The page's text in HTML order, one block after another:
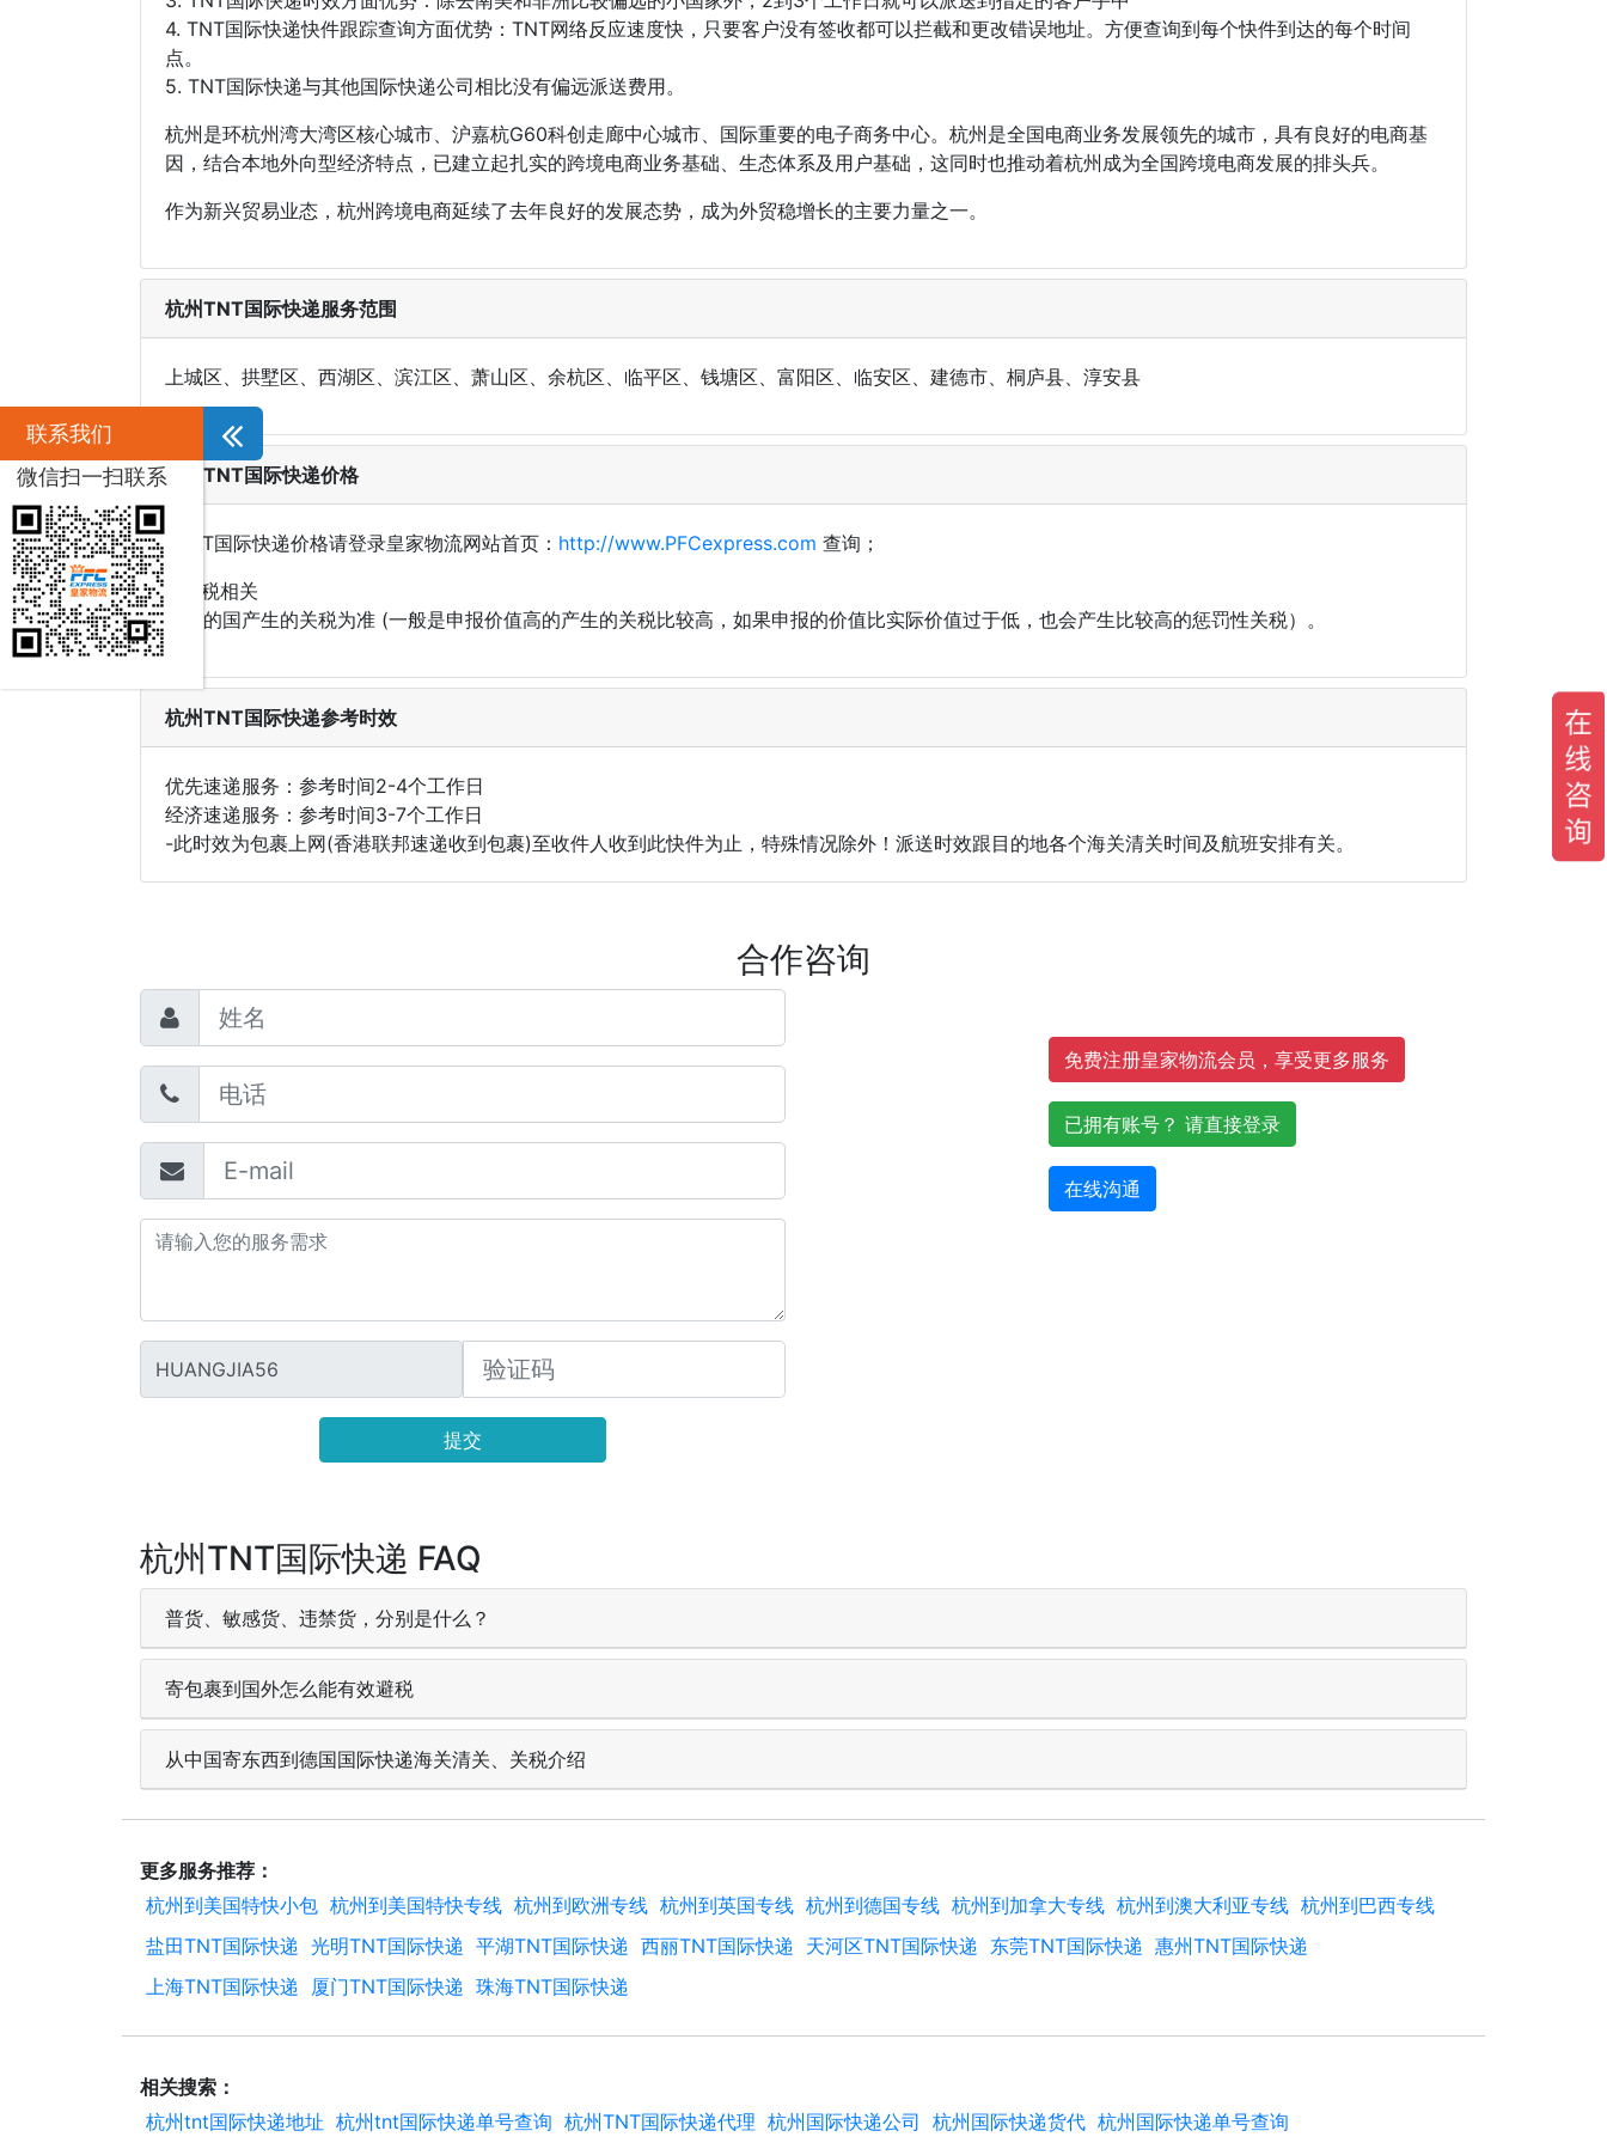
4. TNT国际快递快件跟踪查询方面优势：TNT网络反应速度快，只要客户没有签收都可以拦截和更改错误地址。方便查询到每个快件到达的每个时间
点。
5. TNT国际快递与其他国际快递公司相比没有偏远派送费用。
杭州是环杭州湾大湾区核心城市、沪嘉杭G60科创走廊中心城市、国际重要的电子商务中心。杭州是全国电商业务发展领先的城市，具有良好的电商基
因，结合本地外向型经济特点，已建立起扎实的跨境电商业务基础、生态体系及用户基础，这同时也推动着杭州成为全国跨境电商发展的排头兵。
作为新兴贸易业态，杭州跨境电商延续了去年良好的发展态势，成为外贸稳增长的主要力量之一。
杭州TNT国际快递服务范围
上城区、拱墅区、西湖区、滨江区、萧山区、余杭区、临平区、钱塘区、富阳区、临安区、建德市、桐庐县、淳安县
杭州TNT国际快递价格
1.TNT国际快递价格请登录皇家物流网站首页： http://www.PFCexpress.com 查询；
2.关税相关
以目的国产生的关税为准 (一般是申报价值高的产生的关税比较高，如果申报的价值比实际价值过于低，也会产生比较高的惩罚性关税）。
杭州TNT国际快递参考时效
优先速递服务：参考时间2-4个工作日
经济速递服务：参考时间3-7个工作日
-此时效为包裹上网(香港联邦速递收到包裹)至收件人收到此快件为止，特殊情况除外！派送时效跟目的地各个海关清关时间及航班安排有关。
合作咨询
HUANGJIA56
提交
免费注册皇家物流会员，享受更多服务
已拥有账号？ 请直接登录
在线沟通
杭州TNT国际快递 FAQ
普货、敏感货、违禁货，分别是什么？
寄包裹到国外怎么能有效避税
从中国寄东西到德国国际快递海关清关、关税介绍
更多服务推荐：
杭州到美国特快小包 杭州到美国特快专线 杭州到欧洲专线 杭州到英国专线 杭州到德国专线 杭州到加拿大专线 杭州到澳大利亚专线 杭州到巴西专线
盐田TNT国际快递 光明TNT国际快递 平湖TNT国际快递 西丽TNT国际快递 天河区TNT国际快递 东莞TNT国际快递 惠州TNT国际快递
上海TNT国际快递
厦门TNT国际快递 珠海TNT国际快递
相关搜索：
杭州tnt国际快递地址 杭州tnt国际快递单号查询 杭州TNT国际快递代理 杭州国际快递公司 杭州国际快递货代 杭州国际快递单号查询
联系我们
微信扫一扫联系